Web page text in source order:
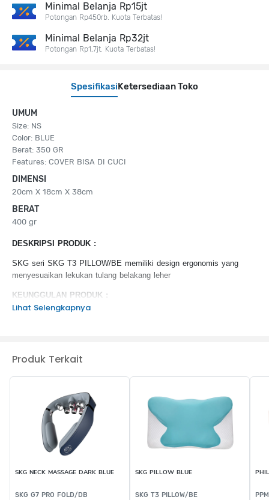
Spesifikasi Ketersediaan Toko
UMUM
Size: NS
Color: BLUE
Berat: 350 GR
Features: COVER BISA DI CUCI
DIMENSI
20cm X 18cm X 38cm
BERAT
400 gr
DESKRIPSI PRODUK :
SKG seri SKG T3 PILLOW/BE memiliki design ergonomis yang
menyesuaikan lekukan tulang belakang leher
KEUNGGULAN PRODUK :
Premium Memory Foam
Lihat Selengkapnya
Minimal Belanja Rp15jt
Potongan Rp450rb. Kuota Terbatas!
Minimal Belanja Rp32jt
Potongan Rp1,7jt. Kuota Terbatas!
Produk Terkait
SKG NECK MASSAGE DARK BLUE
SKG G7 PRO FOLD/DB
SKG PILLOW BLUE
SKG T3 PILLOW/BE